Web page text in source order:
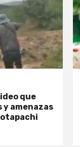
que
amenazas